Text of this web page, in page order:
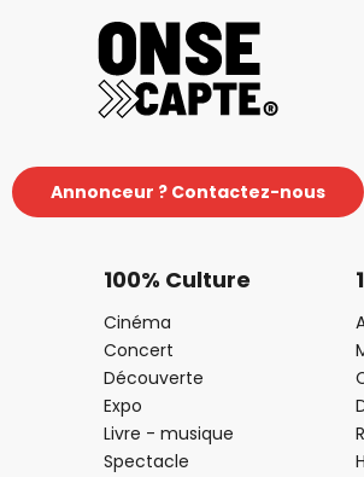
Annonceur ? Contactez-nous
100% Culture
Cinéma
Concert
Découverte
Expo
Livre - musique
Spectacle